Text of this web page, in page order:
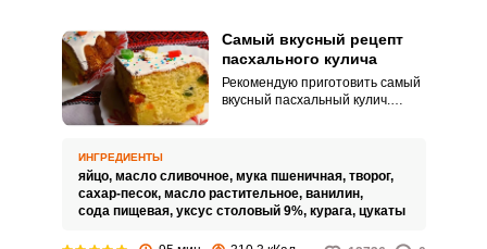
Самый вкусный рецепт
пасхального кулича
Рекомендую приготовить самый
вкусный пасхальный кулич.
ИНГРЕДИЕНТЫ
яйцо, масло сливочное, мука пшеничная, творог,
сахар-песок, масло растительное, ванилин,
сода пищевая, уксус столовый 9%, курага, цукаты